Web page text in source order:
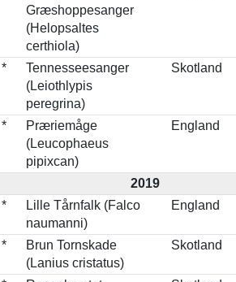
Græshoppesanger
(Helopsaltes
certhiola)
*
Tennesseesanger
(Leiothlypis
peregrina)
Skotland
*
Præriemåge
(Leucophaeus
pipixcan)
England
2019
*
Lille Tårnfalk (Falco
naumanni)
England
*
Brun Tornskade
(Lanius cristatus)
Skotland